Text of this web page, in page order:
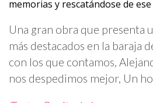
memorias y rescatándose de
Una gran obra que presenta
más destacados en la baraja
con los que contamos,
nos despedimos mejor, Un